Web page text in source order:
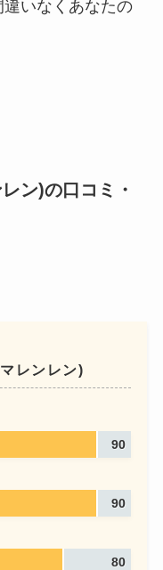
いなくあなたの
ン)の口コミ・
レンレン)
90
90
80